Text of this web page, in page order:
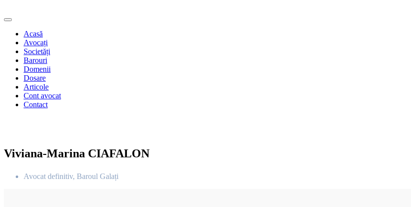
Acasă
Avocați
Societăți
Barouri
Domenii
Dosare
Articole
Cont avocat
Contact
Viviana-Marina CIAFALON
Avocat definitiv, Baroul Galați